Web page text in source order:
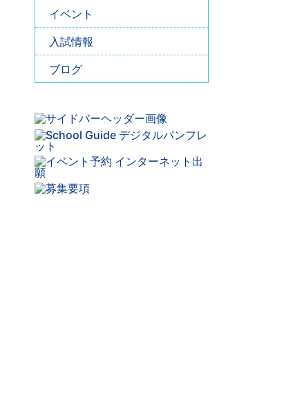
イベント
入試情報
ブログ